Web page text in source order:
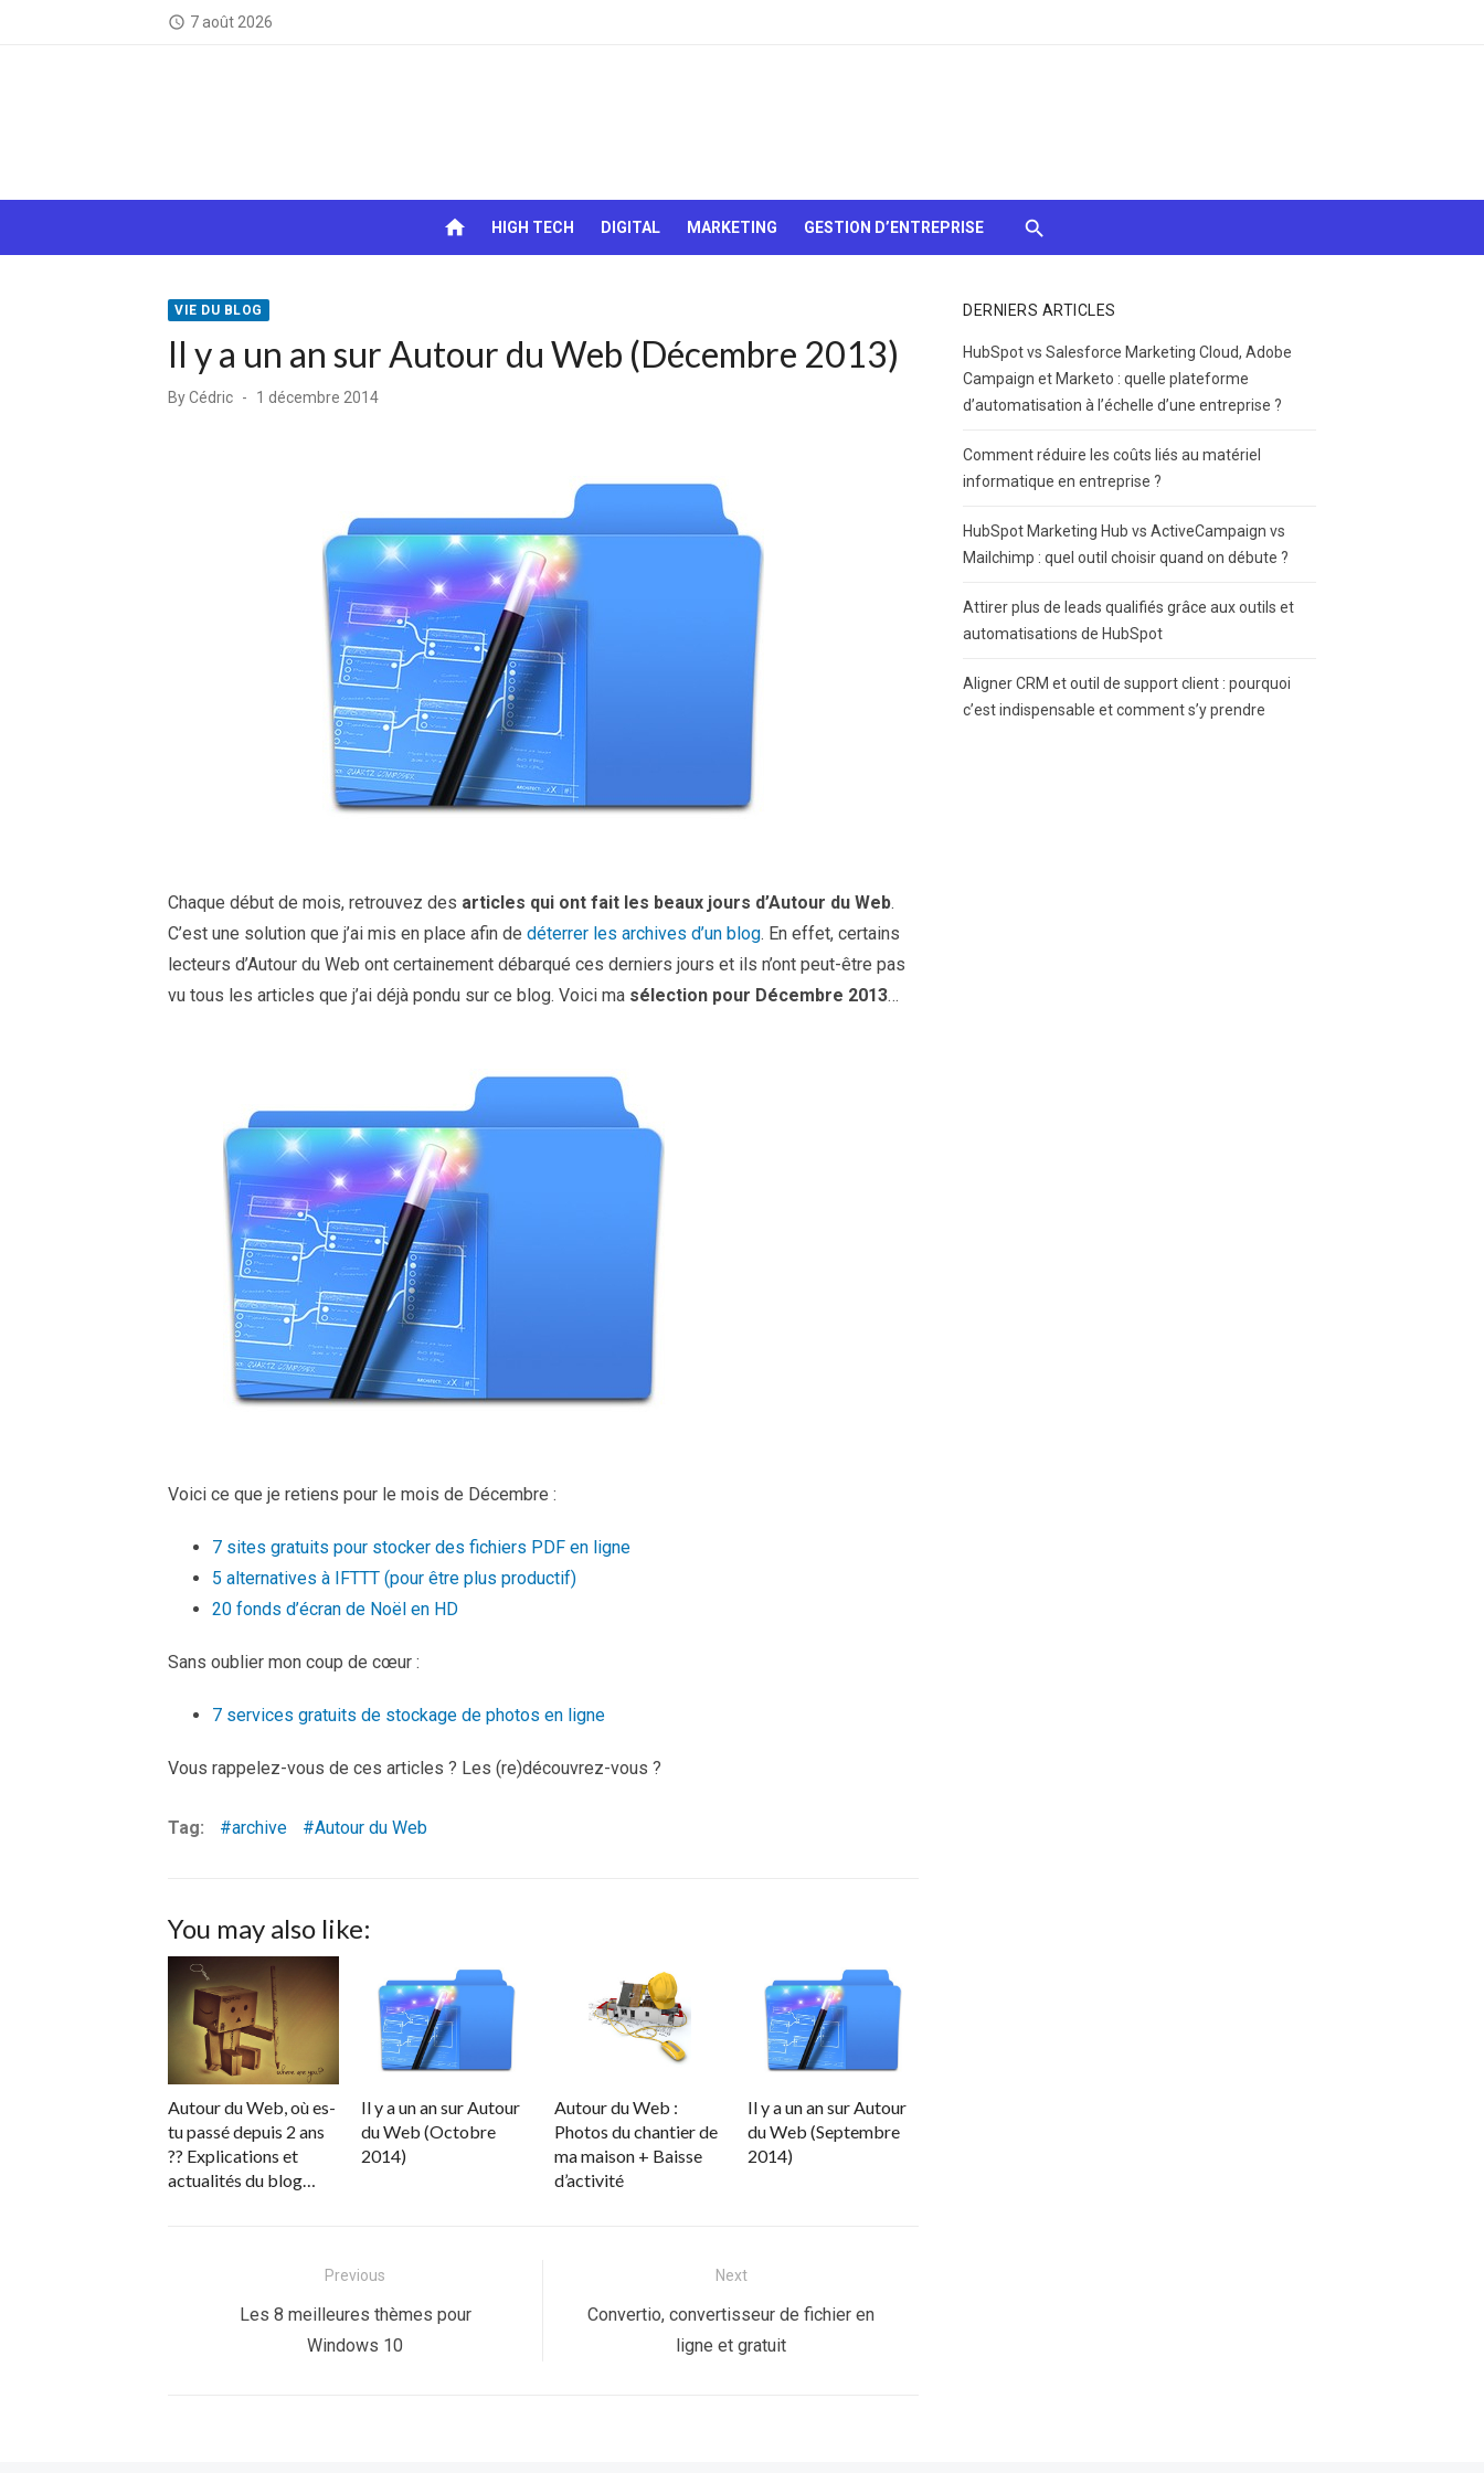
access_time 7 août 2026
chocolats…
tomber !
home HIGH TECH DIGITAL MARKETING GESTION D’ENTREPRISE
VIE DU BLOG
Il y a un an sur Autour du Web (Décembre 2013)
ByCédric
Posted
1 décembre 2014
Chaque début de mois, retrouvez des articles qui ont fait les beaux jours d’Autour du Web.
C’est une solution que j’ai mis en place afin de déterrer les archives d’un blog. En effet, certains
lecteurs d’Autour du Web ont certainement débarqué ces derniers jours et ils n’ont peut-être pas
vu tous les articles que j’ai déjà pondu sur ce blog. Voici ma sélection pour Décembre 2013…
Voici ce que je retiens pour le mois de Décembre :
7 sites gratuits pour stocker des fichiers PDF en ligne
5 alternatives à IFTTT (pour être plus productif)
20 fonds d’écran de Noël en HD
Sans oublier mon coup de cœur :
7 services gratuits de stockage de photos en ligne
Vous rappelez-vous de ces articles ? Les (re)découvrez-vous ?
Tag: archive Autour du Web
You may also like:
Autour du Web, où es-
tu passé depuis 2 ans
?? Explications et
actualités du blog…
Il y a un an sur Autour
du Web (Octobre
2014)
Autour du Web :
Photos du chantier de
ma maison + Baisse
d’activité
Il y a un an sur Autour
du Web (Septembre
2014)
Previous
Previous
Les 8 meilleures thèmes pour
Windows 10
Next
Next
Convertio, convertisseur de fichier en
ligne et gratuit
DERNIERS ARTICLES
HubSpot vs Salesforce Marketing Cloud, Adobe
Campaign et Marketo : quelle plateforme
d’automatisation à l’échelle d’une entreprise ?
Comment réduire les coûts liés au matériel
informatique en entreprise ?
HubSpot Marketing Hub vs ActiveCampaign vs
Mailchimp : quel outil choisir quand on débute ?
Attirer plus de leads qualifiés grâce aux outils et
automatisations de HubSpot
Aligner CRM et outil de support client : pourquoi
c’est indispensable et comment s’y prendre